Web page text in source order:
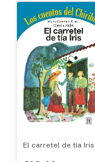
El carretel de tía Iris